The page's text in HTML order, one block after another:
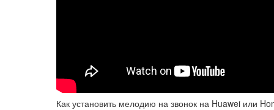
Как установить мелодию на звонок на Huawei или